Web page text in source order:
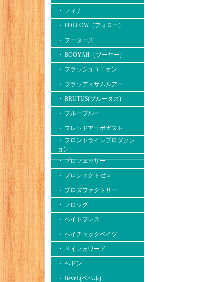
・ フィナ
・ FOLLOW（フォロー）
・ フーターズ
・ BOOYAH（ブーヤー）
・ フラッシュユニオン
・ ブラッディサムルアー
・ BRUTUS(ブルータス)
・ ブルーブルー
・ フレッドアーボガスト
・ フロントラインプロダクシ
ョン
・ プロフェッサー
・ プロジェクトゼロ
・ プロズファクトリー
・ フロッグ
・ ベイトブレス
・ ペイチェックベイツ
・ ペイフォワード
・ へドン
・ BeveL(ベベル)